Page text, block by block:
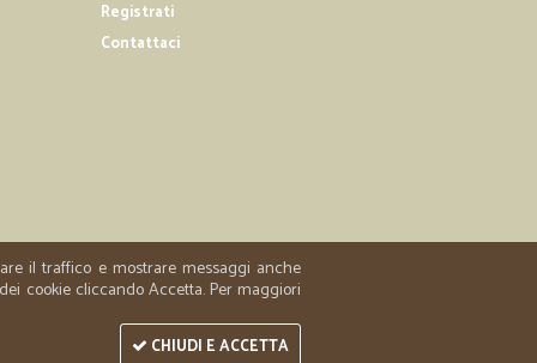
Registrati
Contattaci
il traffico e mostrare messaggi anche
cookie cliccando Accetta. Per maggiori
CHIUDI E ACCETTA